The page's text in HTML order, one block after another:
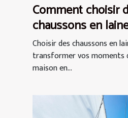
Comment choisir
chaussons en
confort optimal ?
Choisir des chaussons en
transformer vos moments
maison en...